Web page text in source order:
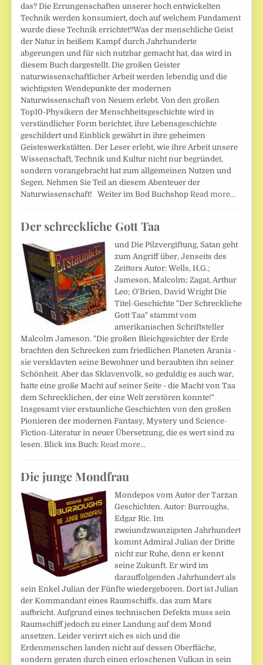
das? Die Errungenschaften unserer hoch entwickelten
Technik werden konsumiert, doch auf welchem Fundament
wurde diese Technik errichtet?Was der menschliche Geist
der Natur in heißem Kampf durch Jahrhunderte
abgerungen und für sich nutzbar gemacht hat, das wird in
diesem Buch dargestellt. Die großen Geister
naturwissenschaftlicher Arbeit werden lebendig und die
wichtigsten Wendepunkte der modernen
Naturwissenschaft von Neuem erlebt. Von den großen
Top10-Physikern der Menschheitsgeschichte wird in
verständlicher Form berichtet, ihre Lebensgeschichte
geschildert und Einblick gewährt in ihre geheimen
Geisteswerkstätten. Der Leser erlebt, wie ihre Arbeit unsere
Wissenschaft, Technik und Kultur nicht nur begründet,
sondern vorangebracht hat zum allgemeinen Nutzen und
Segen. Nehmen Sie Teil an diesem Abenteuer der
Naturwissenschaft! Weiter im Bod BuchshopRead more…
Der schreckliche Gott Taa
und Die Pilzvergiftung, Satan geht
zum Angriff über, Jenseits des
Zeittors Autor: Wells, H.G.;
Jameson, Malcolm; Zagat, Arthur
Leo; O'Brien, David Wright Die
Titel-Geschichte "Der Schreckliche
Gott Taa" stammt vom
amerikanischen Schriftsteller
Malcolm Jameson. "Die großen Bleichgesichter der Erde
brachten den Schrecken zum friedlichen Planeten Arania -
sie versklavten seine Bewohner und beraubten ihn seiner
Schönheit. Aber das Sklavenvolk, so geduldig es auch war,
hatte eine große Macht auf seiner Seite - die Macht von Taa
dem Schrecklichen, der eine Welt zerstören konnte!"
Insgesamt vier erstaunliche Geschichten von den großen
Pionieren der modernen Fantasy, Mystery und Science-
Fiction-Literatur in neuer Übersetzung, die es wert sind zu
lesen. Blick ins Buch:Read more…
Die junge Mondfrau
Mondepos vom Autor der Tarzan
Geschichten. Autor: Burroughs,
Edgar Ric. Im
zweiundzwanzigsten Jahrhundert
kommt Admiral Julian der Dritte
nicht zur Ruhe, denn er kennt
seine Zukunft. Er wird im
darauffolgenden Jahrhundert als
sein Enkel Julian der Fünfte wiedergeboren. Dort ist Julian
der Kommandant eines Raumschiffs, das zum Mars
aufbricht. Aufgrund eines technischen Defekts muss sein
Raumschiff jedoch zu einer Landung auf dem Mond
ansetzen. Leider verirrt sich es sich und die
Erdenmenschen landen nicht auf dessen Oberfläche,
sondern geraten durch einen erloschenen Vulkan in sein